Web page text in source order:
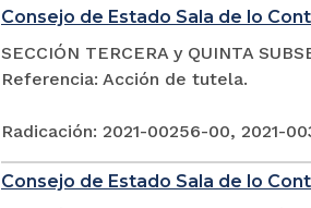
Consejo de Estado Sala de lo
SECCIÓN TERCERA y QUINTA
Referencia: Acción de tutela.
Radicación: 2021-00256-00, 2021-
Consejo de Estado Sala de lo